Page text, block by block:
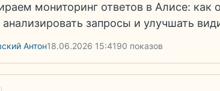
мониторинг ответов в Алисе: как
анализировать запросы и улучшать
Антон18.06.2026 15:4190 показов